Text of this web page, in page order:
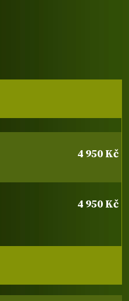
4 950 Kč
4 950 Kč